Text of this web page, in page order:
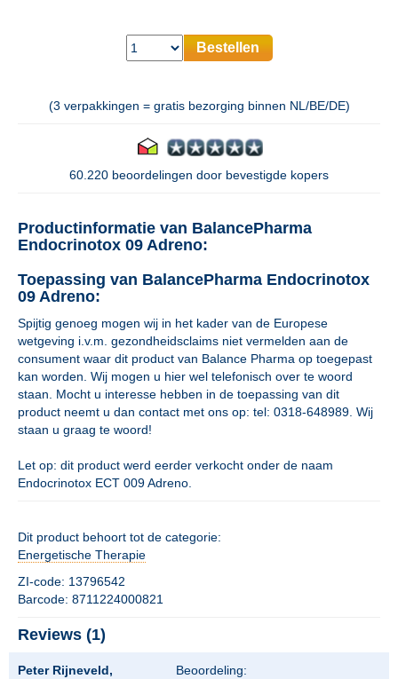
Bestellen
(3 verpakkingen = gratis bezorging binnen NL/BE/DE)
60.220 beoordelingen door bevestigde kopers
Productinformatie van BalancePharma
Endocrinotox 09 Adreno:
Toepassing van BalancePharma Endocrinotox
09 Adreno:
Spijtig genoeg mogen wij in het kader van de Europese
wetgeving i.v.m. gezondheidsclaims niet vermelden aan de
consument waar dit product van Balance Pharma op toegepast
kan worden. Wij mogen u hier wel telefonisch over te woord
staan. Mocht u interesse hebben in de toepassing van dit
product neemt u dan contact met ons op: tel: 0318-648989. Wij
staan u graag te woord!
Let op: dit product werd eerder verkocht onder de naam
Endocrinotox ECT 009 Adreno.
Dit product behoort tot de categorie:
Energetische Therapie
ZI-code: 13796542
Barcode: 8711224000821
Reviews (1)
Peter Rijneveld,
Beoordeling: